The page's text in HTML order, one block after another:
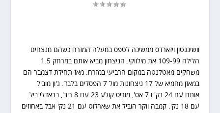
וושינגטון ויזארדס ממשיכה לטפס במעלה המזרח כשהם מנצחים
הלילה 109-99 את מילווקי. הניצחון מביא אותם במרחק 1.5
משחקים מאטלנטה במקום הרביעי במזרח. מאז תחילת דצמבר הם
במאזן מחמיא של 17 ניצחונות מול 7 הפסדים בלבד. ג'ון מוביל
אותם עם 24 נק' ו 7 אס', מוריס קולע 23 עם 8 ריב', בראדלי ביל
עם 18 נק'. קמבה ווקר הוביל את שארלוט עם 21 נק' אבל באחוזים